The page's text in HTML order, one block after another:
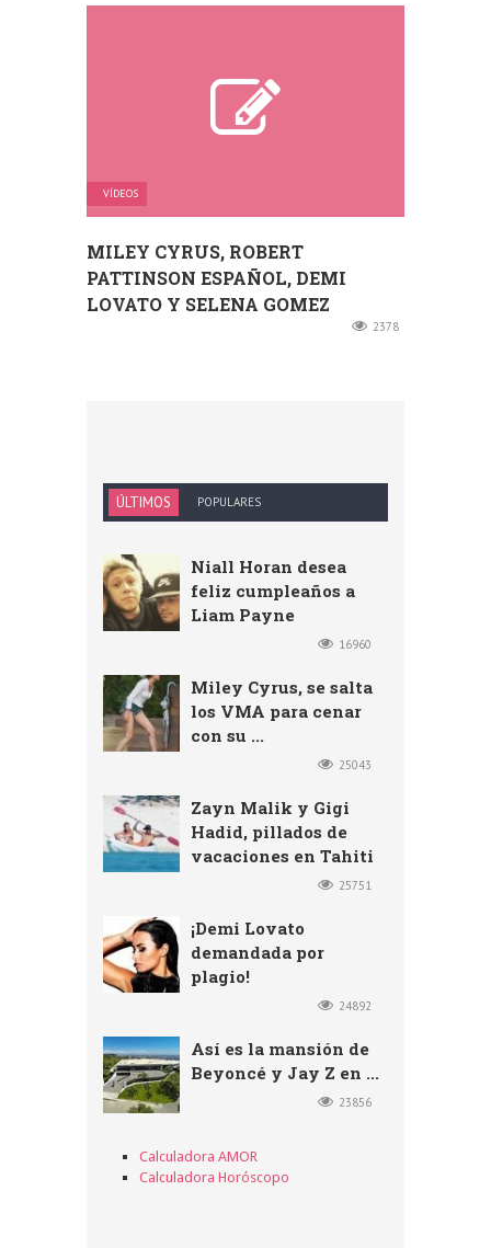
VÍDEOS
MILEY CYRUS, ROBERT
PATTINSON ESPAÑOL, DEMI
LOVATO Y SELENA GOMEZ
2378
ÚLTIMOS POPULARES
Niall Horan desea
feliz cumpleaños a
Liam Payne
16960
Miley Cyrus, se salta
los VMA para cenar
con su ...
25043
Zayn Malik y Gigi
Hadid, pillados de
vacaciones en Tahiti
25751
¡Demi Lovato
demandada por
plagio!
24892
Así es la mansión de
Beyoncé y Jay Z en ...
23856
Calculadora AMOR
Calculadora Horóscopo